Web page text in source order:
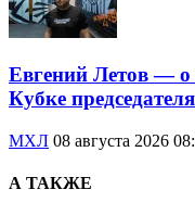
Евгений Летов —
Кубке
МХЛ 08 августа 2026
А ТАКЖЕ